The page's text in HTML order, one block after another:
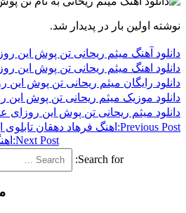
اولین بار در پدیدار شد.
آهنگ میثم ریحانی تن پوش این روزای
اهنگ میثم ریحانی تن پوش این روزای
رایگان میثم ریحانی تن پوش این
موزیک میثم ریحانی تن پوش این
میثم ریحانی تن پوش این روزای عشق
اهنگ فرهاد دهقان تابلوی ایست
Next Post: اهنگ
Search for:
مدیر :